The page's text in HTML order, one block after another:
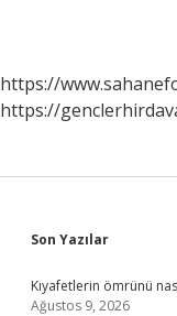
https://
https://
Sidebar
Son Yazılar
Kıyafetlerin ömrünü
Ağustos 9, 2026